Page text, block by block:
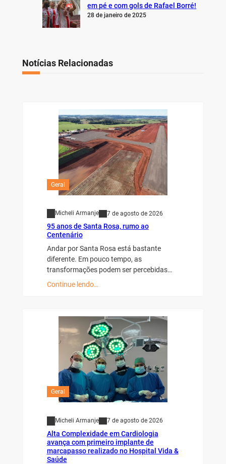
em pé e com gols de Rafael Borré!
28 de janeiro de 2025
Notícias Relacionadas
Geral
Micheli Armanje 7 de agosto de 2026
95 anos de Santa Rosa, rumo ao
Centenário
Andar por Santa Rosa está bastante
diferente. Em pouco tempo, as
transformações podem ser percebidas…
Continue lendo…
Geral
Micheli Armanje 7 de agosto de 2026
Alta Complexidade em Cardiologia
avança com primeiro implante de
marcapasso realizado no Hospital Vida &
Saúde